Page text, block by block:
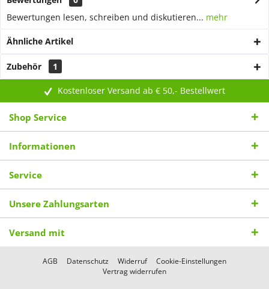
Bewertungen lesen, schreiben und diskutieren... mehr
Ähnliche Artikel
Zubehör 1
Kostenloser Versand ab € 50,- Bestellwert
Shop Service
Informationen
Service
Unsere Zahlungsarten
Versand mit
AGB Datenschutz Widerruf
Cookie-Einstellungen
Vertrag widerrufen